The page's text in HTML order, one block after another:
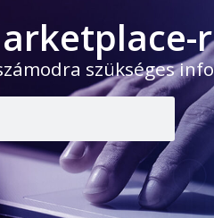
szükséges